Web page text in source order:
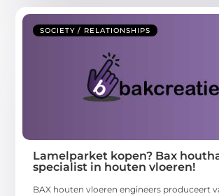
SOCIETY / RELATIONSHIPS
Lamelparket kopen? Bax
specialist in houten vloeren!
BAX houten vloeren engineers produceert